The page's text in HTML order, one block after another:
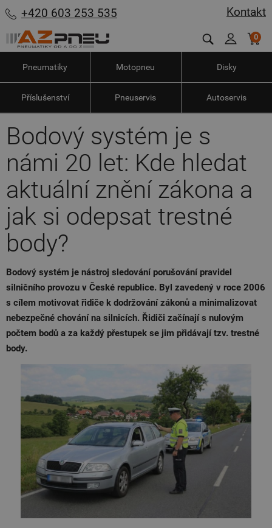
Kontakt
+420 603 253 535
0
Pneumatiky Motopneu Disky
Příslušenství Pneuservis Autoservis
Bodový systém je s
námi 20 let: Kde hledat
aktuální znění zákona a
jak si odepsat trestné
body?
Bodový systém je nástroj sledování porušování pravidel
silničního provozu v České republice. Byl zavedený v roce 2006
s cílem motivovat řidiče k dodržování zákonů a minimalizovat
nebezpečné chování na silnicích. Řidiči začínají s nulovým
počtem bodů a za každý přestupek se jim přidávají tzv. trestné
body.